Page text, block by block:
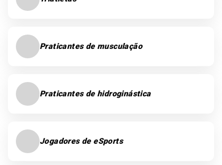
Praticantes de musculação
Praticantes de hidroginástica
Jogadores de eSports